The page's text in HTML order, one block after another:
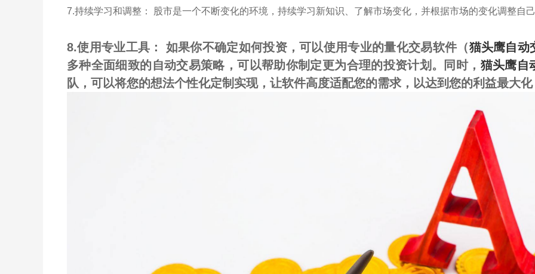
7.持续学习和调整： 股市是一个不断变化的环境，持续学习新知识、了解市场变化，并根据市场的变化调整自
8.使用专业工具： 如果你不确定如何投资，可以使用专业的量化交易软件（猫头鹰自动
多种全面细致的自动交易策略，可以帮助你制定更为合理的投资计划。同时， 猫头鹰自
队，可以将您的想法个性化定制实现，让软件高度适配您的需求，以达到您的利益最大化